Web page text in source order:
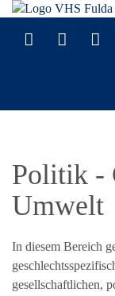
Politik -
Umwelt
In diesem Bereich
gesellschaftlichen,